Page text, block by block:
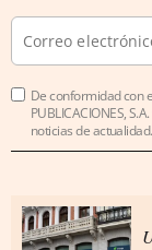
De conformidad con
PUBLICACIONES,
noticias de actualidad.